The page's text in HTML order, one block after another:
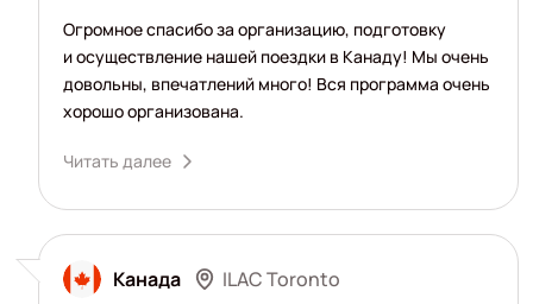
Огромное спасибо за организацию, подготовку
и осуществление нашей поездки в Канаду! Мы очень
довольны, впечатлений много! Вся программа очень
хорошо организована.
Читать далее
Канада
ILAC Toronto